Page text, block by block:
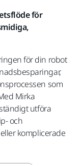
för
för din robot
som
Mirka
utföra
och
komplicerade